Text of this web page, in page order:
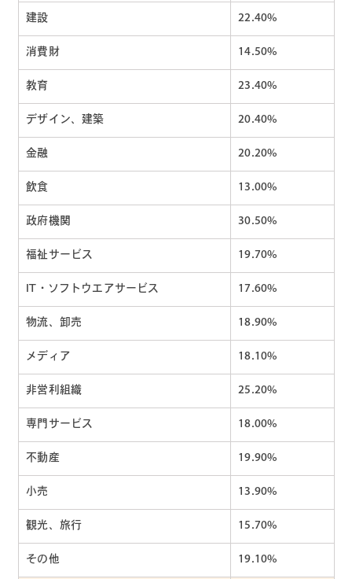
建設 22.40%
消費財 14.50%
教育 23.40%
デザイン、建築 20.40%
金融 20.20%
飲食 13.00%
政府機関 30.50%
福祉サービス 19.70%
IT・ソフトウエアサービス 17.60%
物流、卸売 18.90%
メディア 18.10%
非営利組織 25.20%
専門サービス 18.00%
不動産 19.90%
小売 13.90%
観光、旅行 15.70%
その他 19.10%